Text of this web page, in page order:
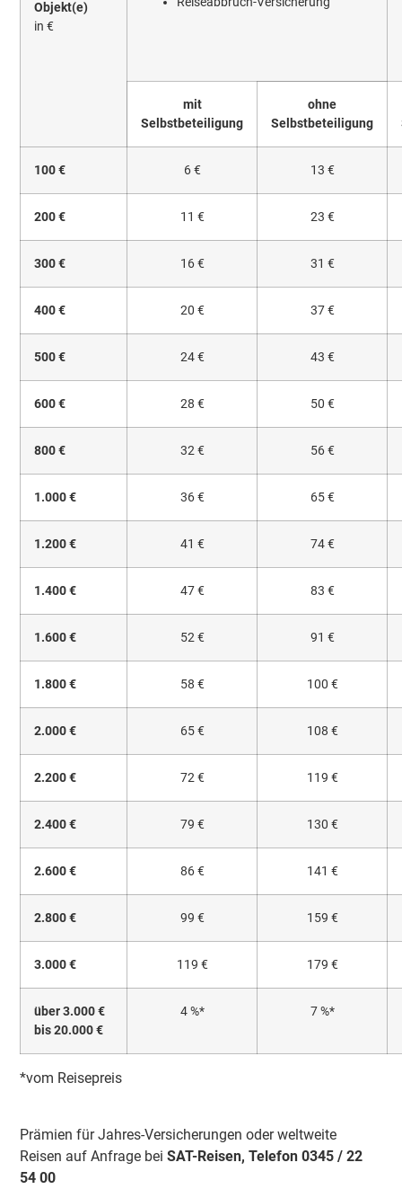
Objekt(e)
in €
mit
Selbstbeteiligung
ohne
Selbstbeteiligung
100 € 6 € 13 €
200 € 11 € 23 €
300 € 16 € 31 €
400 € 20 € 37 €
500 € 24 € 43 €
600 € 28 € 50 €
800 € 32 € 56 €
1.000 € 36 € 65 €
1.200 € 41 € 74 €
1.400 € 47 € 83 €
1.600 € 52 € 91 €
1.800 € 58 € 100 €
2.000 € 65 € 108 €
2.200 € 72 € 119 €
2.400 € 79 € 130 €
2.600 € 86 € 141 €
2.800 € 99 € 159 €
3.000 € 119 € 179 €
über 3.000 €
bis 20.000 €
4 %* 7 %*
*vom Reisepreis
Prämien für Jahres-Versicherungen oder weltweite
Reisen auf Anfrage beiSAT-Reisen, Telefon 0345 / 22
54 00